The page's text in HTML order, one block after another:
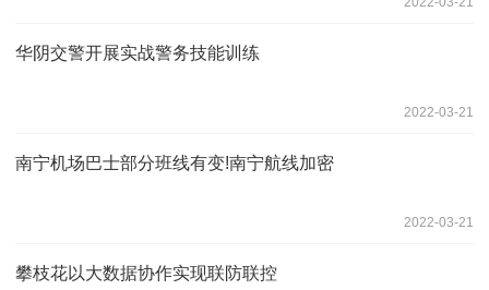
华阴交警开展实战警务技能训练
2022-03-21
南宁机场巴士部分班线有变!南宁航线加密
2022-03-21
攀枝花以大数据协作实现联防联控